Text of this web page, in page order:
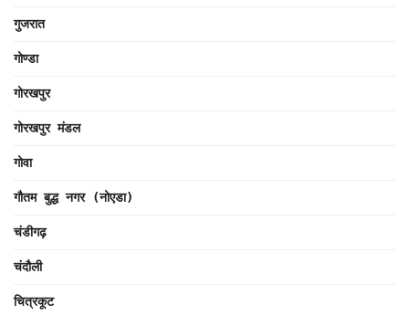
गुजरात
गोण्डा
गोरखपुर
गोरखपुर मंडल
गोवा
गौतम बुद्ध नगर (नोएडा)
चंडीगढ़
चंदौली
चित्रकूट